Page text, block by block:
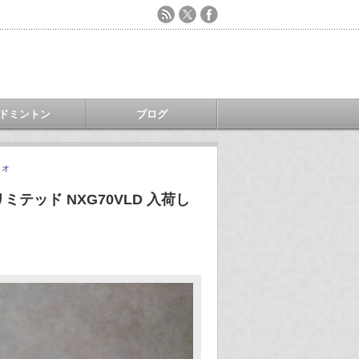
ミントン ブログ
テッド NXG70VLD 入荷し